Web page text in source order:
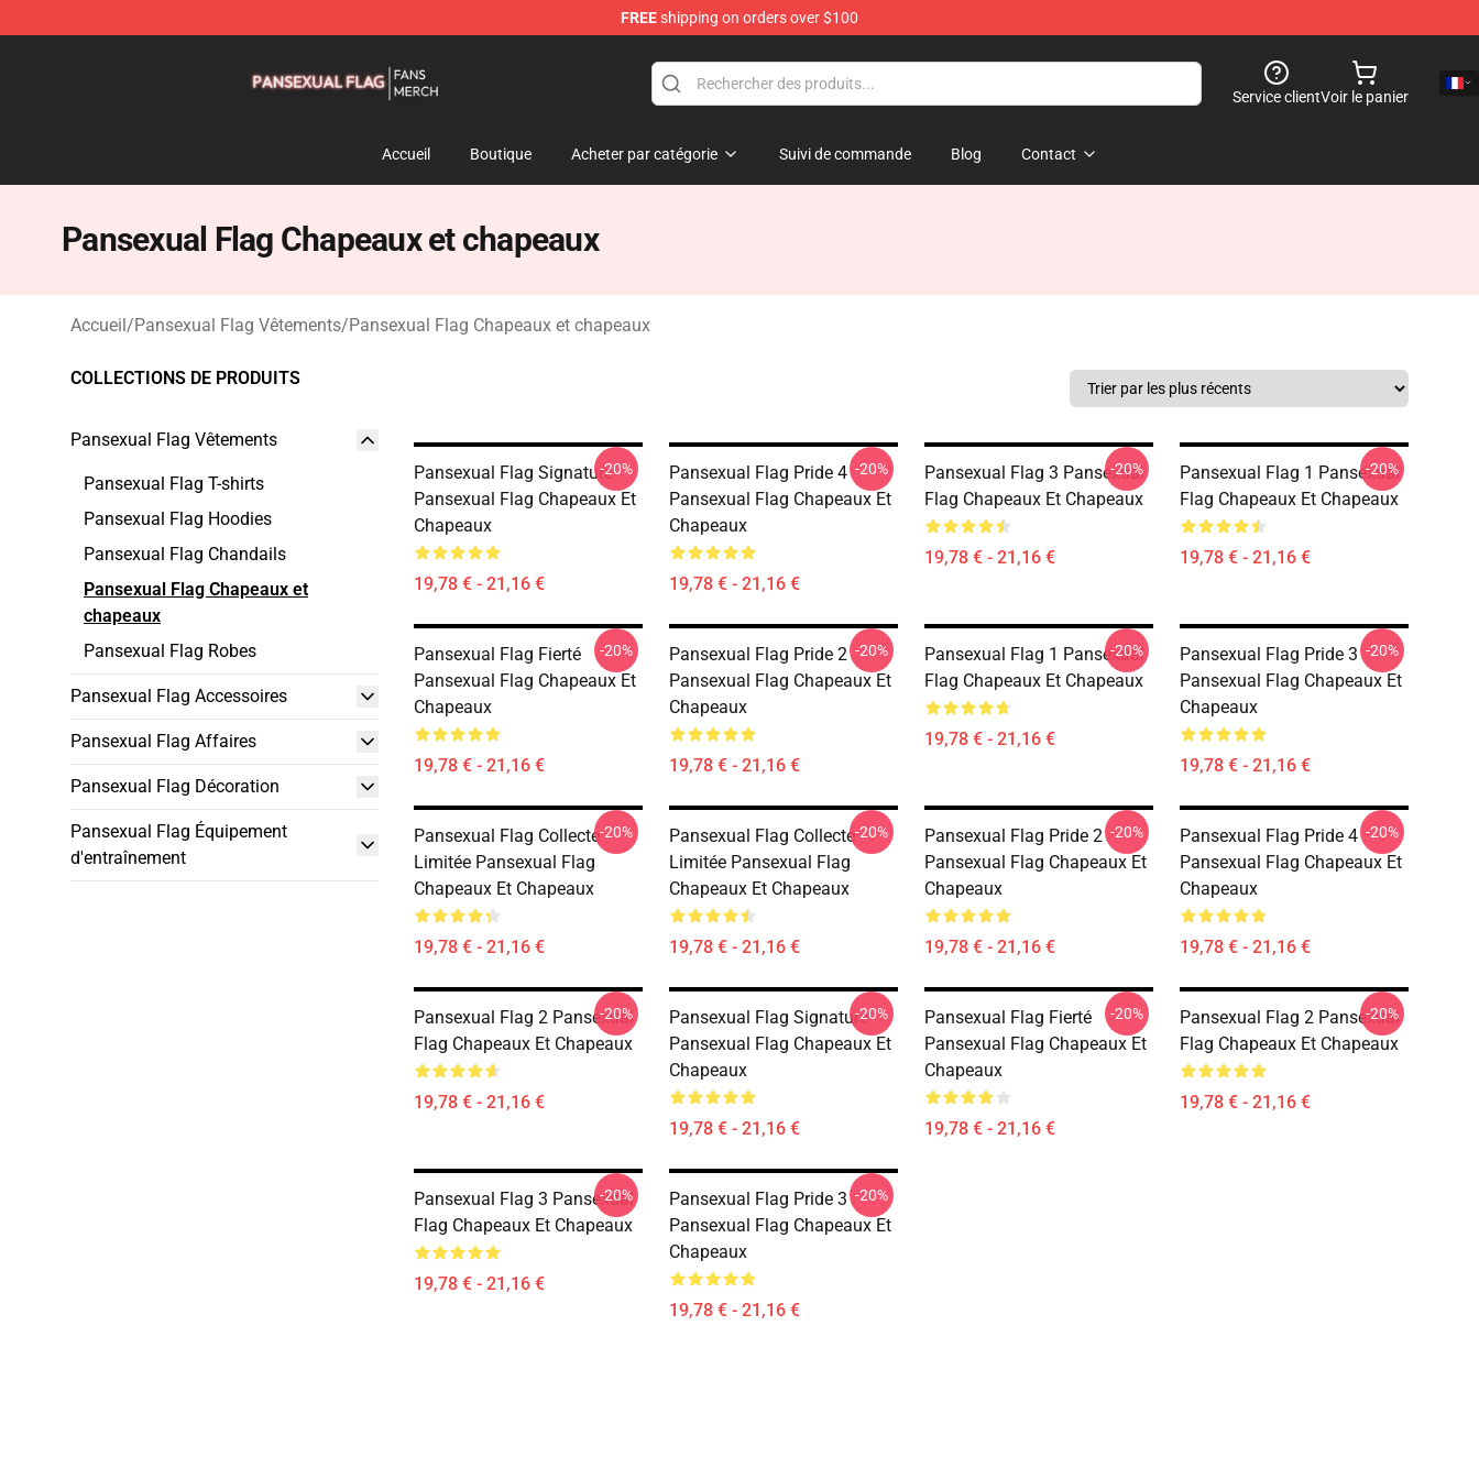
FREEshipping on orders over $100
Service clientVoir le panier
Accueil Boutique Acheter par catégorie Suivi de commande Blog Contact
Pansexual Flag Chapeaux et chapeaux
Accueil/Pansexual Flag Vêtements/Pansexual Flag Chapeaux et chapeaux
COLLECTIONS DE PRODUITS
Pansexual Flag Vêtements
Pansexual Flag T-shirts
Pansexual Flag Hoodies
Pansexual Flag Chandails
Pansexual Flag Chapeaux et
chapeaux
Pansexual Flag Robes
Pansexual Flag Accessoires
Pansexual Flag Affaires
Pansexual Flag Décoration
Pansexual Flag Équipement
d'entraînement
Pansexual Flag Signature
Pansexual Flag Chapeaux Et
Chapeaux
19,78 € - 21,16 €
-20%
Pansexual Flag Pride 4
Pansexual Flag Chapeaux Et
Chapeaux
19,78 € - 21,16 €
-20%
Pansexual Flag 3 Pansexual
Flag Chapeaux Et Chapeaux
19,78 € - 21,16 €
-20%
Pansexual Flag 1 Pansexual
Flag Chapeaux Et Chapeaux
19,78 € - 21,16 €
-20%
Pansexual Flag Fierté
Pansexual Flag Chapeaux Et
Chapeaux
19,78 € - 21,16 €
-20%
Pansexual Flag Pride 2
Pansexual Flag Chapeaux Et
Chapeaux
19,78 € - 21,16 €
-20%
Pansexual Flag 1 Pansexual
Flag Chapeaux Et Chapeaux
19,78 € - 21,16 €
-20%
Pansexual Flag Pride 3
Pansexual Flag Chapeaux Et
Chapeaux
19,78 € - 21,16 €
-20%
Pansexual Flag Collecte
Limitée Pansexual Flag
Chapeaux Et Chapeaux
19,78 € - 21,16 €
-20%
Pansexual Flag Collecte
Limitée Pansexual Flag
Chapeaux Et Chapeaux
19,78 € - 21,16 €
-20%
Pansexual Flag Pride 2
Pansexual Flag Chapeaux Et
Chapeaux
19,78 € - 21,16 €
-20%
Pansexual Flag Pride 4
Pansexual Flag Chapeaux Et
Chapeaux
19,78 € - 21,16 €
-20%
Pansexual Flag 2 Pansexual
Flag Chapeaux Et Chapeaux
19,78 € - 21,16 €
-20%
Pansexual Flag Signature
Pansexual Flag Chapeaux Et
Chapeaux
19,78 € - 21,16 €
-20%
Pansexual Flag Fierté
Pansexual Flag Chapeaux Et
Chapeaux
19,78 € - 21,16 €
-20%
Pansexual Flag 2 Pansexual
Flag Chapeaux Et Chapeaux
19,78 € - 21,16 €
-20%
Pansexual Flag 3 Pansexual
Flag Chapeaux Et Chapeaux
19,78 € - 21,16 €
-20%
Pansexual Flag Pride 3
Pansexual Flag Chapeaux Et
Chapeaux
19,78 € - 21,16 €
-20%